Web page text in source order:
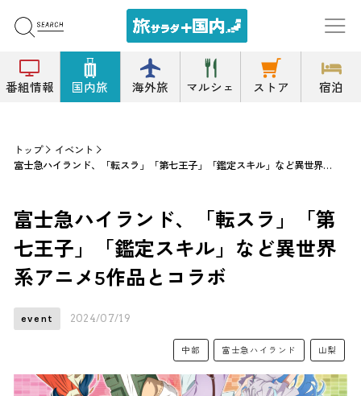
番組情報 国内旅 海外旅 マルシェ ストア 宿泊
トップ
イベント
富士急ハイランド、「転スラ」「第七王子」「鑑定スキル」など異世界系アニメ5作品とコラボ
富士急ハイランド、「転スラ」「第
七王子」「鑑定スキル」など異世界
系アニメ5作品とコラボ
event 2024/07/19
中部 富士急ハイランド 山梨